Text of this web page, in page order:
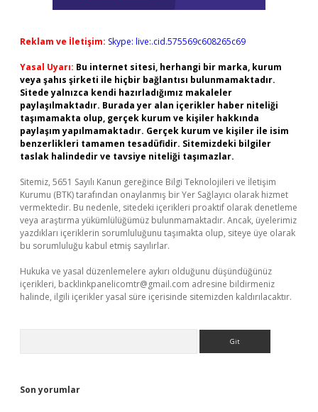
Reklam ve İletişim: Skype: live:.cid.575569c608265c69
Yasal Uyarı: Bu internet sitesi, herhangi bir marka, kurum
veya şahıs şirketi ile hiçbir bağlantısı bulunmamaktadır.
Sitede yalnızca kendi hazırladığımız makaleler
paylaşılmaktadır. Burada yer alan içerikler haber niteliği
taşımamakta olup, gerçek kurum ve kişiler hakkında
paylaşım yapılmamaktadır. Gerçek kurum ve kişiler ile isim
benzerlikleri tamamen tesadüfidir. Sitemizdeki bilgiler
taslak halindedir ve tavsiye niteliği taşımazlar.
Sitemiz, 5651 Sayılı Kanun gereğince Bilgi Teknolojileri ve İletişim
Kurumu (BTK) tarafından onaylanmış bir Yer Sağlayıcı olarak hizmet
vermektedir. Bu nedenle, sitedeki içerikleri proaktif olarak denetleme
veya araştırma yükümlülüğümüz bulunmamaktadır. Ancak, üyelerimiz
yazdıkları içeriklerin sorumluluğunu taşımakta olup, siteye üye olarak
bu sorumluluğu kabul etmiş sayılırlar.
Hukuka ve yasal düzenlemelere aykırı olduğunu düşündüğünüz
içerikleri, backlinkpanelicomtr@gmail.com adresine bildirmeniz
halinde, ilgili içerikler yasal süre içerisinde sitemizden kaldırılacaktır.
Son yorumlar